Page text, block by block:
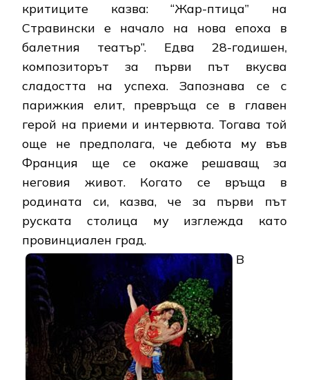
критиците казва: “Жар-птица” на
Стравински е начало на нова епоха в
балетния театър”. Едва 28-годишен,
композиторът за първи път вкусва
сладостта на успеха. Запознава се с
парижкия елит, превръща се в главен
герой на приеми и интервюта. Тогава той
още не предполага, че дебюта му във
Франция ще се окаже решаващ за
неговия живот. Когато се връща в
родината си, казва, че за първи път
руската столица му изглежда като
провинциален град.
В